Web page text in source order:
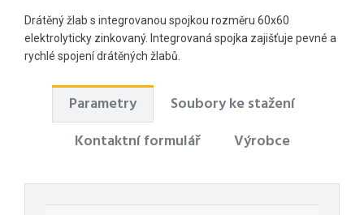
Drátěný žlab s integrovanou spojkou rozměru 60x60
elektrolyticky zinkovaný. Integrovaná spojka zajišťuje pevné a
rychlé spojení drátěných žlabů.
Parametry
Soubory ke stažení
Kontaktní formulář
Výrobce